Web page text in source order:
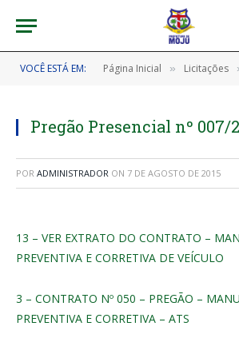
VOCÊ ESTÁ EM: Página Inicial » Licitações
Pregão Presencial nº 007/
POR ADMINISTRADOR ON 7 DE AGOSTO DE 2015
13 – VER EXTRATO DO CONTRATO –
PREVENTIVA E CORRETIVA DE VEÍCULO
3 – CONTRATO Nº 050 – PREGÃO –
PREVENTIVA E CORRETIVA – ATS